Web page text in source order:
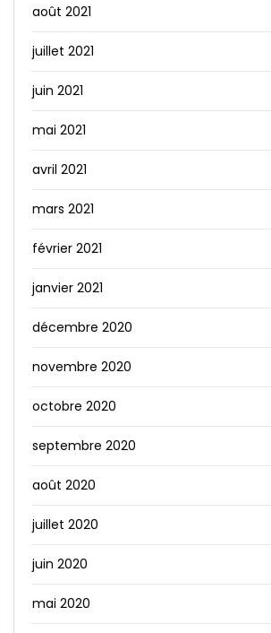
août 2021
juillet 2021
juin 2021
mai 2021
avril 2021
mars 2021
février 2021
janvier 2021
décembre 2020
novembre 2020
octobre 2020
septembre 2020
août 2020
juillet 2020
juin 2020
mai 2020